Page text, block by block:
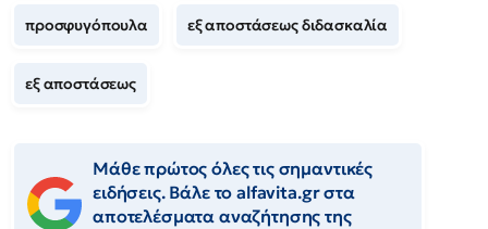
προσφυγόπουλα εξ αποστάσεως διδασκαλία
εξ αποστάσεως
Μάθε πρώτος όλες τις σημαντικές
ειδήσεις. Βάλε το alfavita.gr στα
αποτελέσματα αναζήτησης της